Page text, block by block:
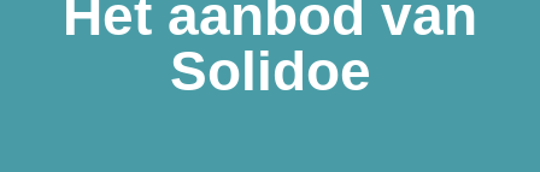
Het aanbod van
Solidoe